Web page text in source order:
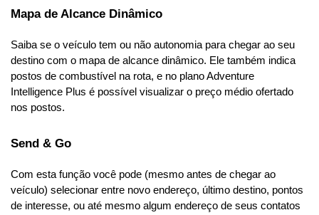
Mapa de Alcance Dinâmico
Saiba se o veículo tem ou não autonomia para chegar ao seu
destino com o mapa de alcance dinâmico. Ele também indica
postos de combustível na rota, e no plano Adventure
Intelligence Plus é possível visualizar o preço médio ofertado
nos postos.
Send & Go
Com esta função você pode (mesmo antes de chegar ao
veículo) selecionar entre novo endereço, último destino, pontos
de interesse, ou até mesmo algum endereço de seus contatos